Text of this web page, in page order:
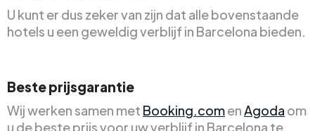
U kunt er dus zeker van zijn dat alle bovenstaande
hotels u een geweldig verblijf in Barcelona bieden.
Beste prijsgarantie
Wij werken samen met Booking.comenAgoda om
u de beste prijs voor uw verblijf in Barcelona te